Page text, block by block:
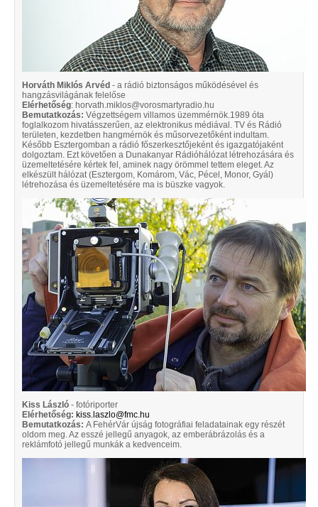
Horváth Miklós Arvéd - a rádió biztonságos működésével és
hangzásvilágának felelőse
Elérhetőség: horvath.miklos@vorosmartyradio.hu
Bemutatkozás: Végzettségem villamos üzemmérnök.1989 óta
foglalkozom hivatásszerűen, az elektronikus médiával. TV és Rádió
területen, kezdetben hangmérnök és műsorvezetőként indultam.
Később Esztergomban a rádió főszerkesztőjeként és igazgatójaként
dolgoztam. Ezt követően a Dunakanyar Rádióhálózat létrehozására és
üzemeltetésére kértek fel, aminek nagy örömmel tettem eleget. Az
elkészült hálózat (Esztergom, Komárom, Vác, Pécel, Monor, Gyál)
létrehozása és üzemeltetésére ma is büszke vagyok.
Kiss László - fotóriporter
Elérhetőség: kiss.laszlo@fmc.hu
Bemutatkozás: A FehérVár újság fotográfiai feladatainak egy részét
oldom meg. Az esszé jellegű anyagok, az emberábrázolás és a
reklámfotó jellegű munkák a kedvenceim.